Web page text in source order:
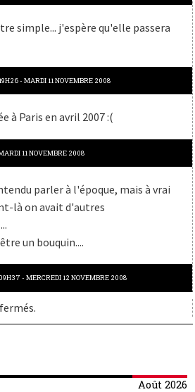
Août 2026
simple... j'espère qu'elle passera
19H26-MARDI 11NOVEMBRE 2008
à Paris en avril 2007 :(
11NOVEMBRE 2008
parler à l'époque, mais à vrai
là on avait d'autres
un bouquin....
09H37 -MERCREDI 12 NOVEMBRE 2008